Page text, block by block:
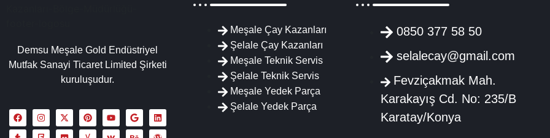
Demsu Meşale Gold Endüstriyel
Mutfak Sanayi Ticaret Limited Şirketi
kuruluşudur.
Meşale Çay Kazanları
Şelale Çay Kazanları
Meşale Teknik Servis
Şelale Teknik Servis
Meşale Yedek Parça
Şelale Yedek Parça
0850 377 58 50
selalecay@gmail.com
Fevziçakmak Mah.
Karakayış Cd. No: 235/B
Karatay/Konya